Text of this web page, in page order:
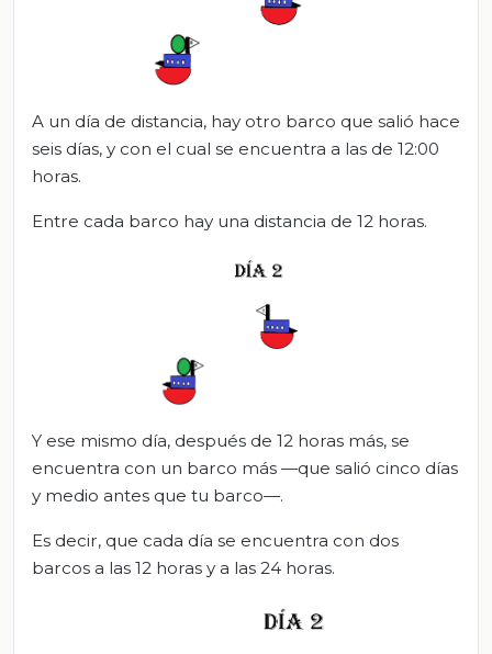
A un día de distancia, hay otro barco que salió hace
seis días, y con el cual se encuentra a las de 12:00
horas.
Entre cada barco hay una distancia de 12 horas.
Y ese mismo día, después de 12 horas más, se
encuentra con un barco más —que salió cinco días
y medio antes que tu barco—.
Es decir, que cada día se encuentra con dos
barcos a las 12 horas y a las 24 horas.